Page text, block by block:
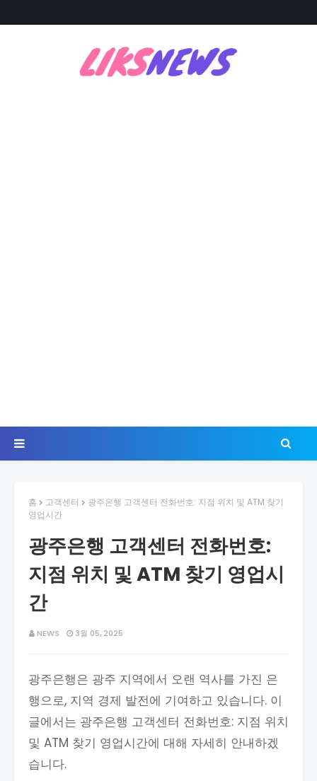
홈 고객센터
광주은행 고객센터 전화번호: 지점 위치 및 ATM 찾기
영업시간
광주은행 고객센터 전화번호:
지점 위치 및 ATM 찾기 영업시
간
NEWS 3월 05, 2025
광주은행은 광주 지역에서 오랜 역사를 가진 은
행으로, 지역 경제 발전에 기여하고 있습니다. 이
글에서는 광주은행 고객센터 전화번호: 지점 위치
및 ATM 찾기 영업시간에 대해 자세히 안내하겠
습니다.